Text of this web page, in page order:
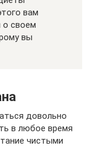
вам
о своем
вы
довольно
в любое время
чистыми